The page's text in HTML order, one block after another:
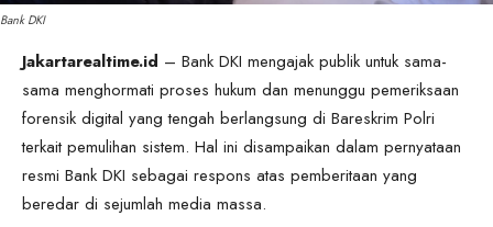
Bank DKI
Jakartarealtime.id – Bank DKI mengajak publik untuk sama-
sama menghormati proses hukum dan menunggu pemeriksaan
forensik digital yang tengah berlangsung di Bareskrim Polri
terkait pemulihan sistem. Hal ini disampaikan dalam pernyataan
resmi Bank DKI sebagai respons atas pemberitaan yang
beredar di sejumlah media massa.